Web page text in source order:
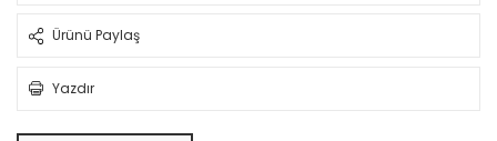
Ürünü Paylaş
Yazdır